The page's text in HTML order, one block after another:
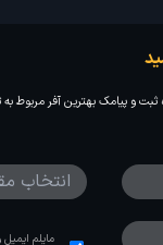
و پیامک بهترین آفر مربوط به
مایلم ایمیل